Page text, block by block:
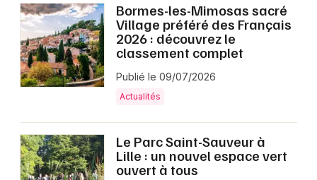
Bormes-les-Mimosas sacré
Village préféré des Français
2026 : découvrez le
classement complet
Publié le 09/07/2026
Actualités
Le Parc Saint-Sauveur à
Lille : un nouvel espace vert
ouvert à tous